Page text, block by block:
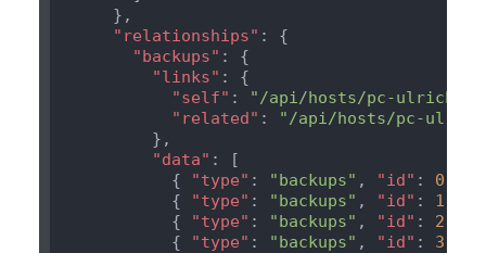
      "relationships"
        "backups"
          "links"
            "self"
:
"/api/hosts/pc-ulrich/
            "related"
:
          "data"
            {
"type" : "backups" , "id" : 0
            {
"type" : "backups" , "id" : 1
            {
"type" : "backups" , "id" : 2
            {
"type" : "backups" , "id" : 3